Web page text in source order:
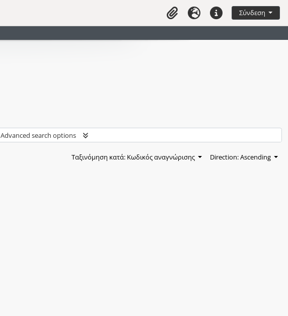
ClipboardΓλώσσα ΣυντομεύσειςΣύνδεση
Advanced search options
Ταξινόμηση κατά: Κωδικός αναγνώρισης Direction: Ascending